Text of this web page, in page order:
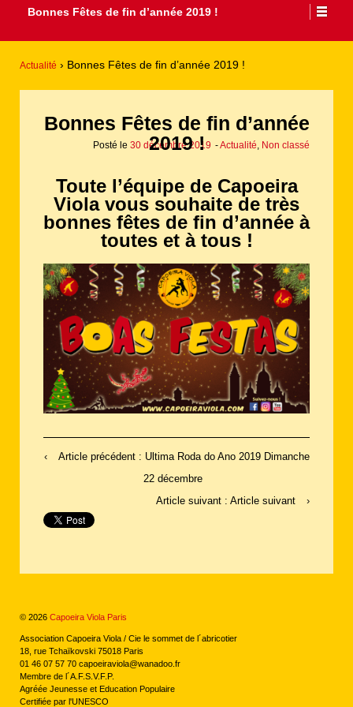
Bonnes Fêtes de fin d’année 2019 !
Actualité › Bonnes Fêtes de fin d’année 2019 !
Bonnes Fêtes de fin d’année
2019 !
Posté le 30 décembre 2019 -Actualité, Non classé
Toute l’équipe de Capoeira
Viola vous souhaite de très
bonnes fêtes de fin d’année à
toutes et à tous !
‹
Article précédent : Ultima Roda do Ano 2019 Dimanche
22 décembre
Article suivant : Article suivant
›
© 2026 Capoeira Viola Paris
Association Capoeira Viola / Cie le sommet de l´abricotier
18, rue Tchaïkovski 75018 Paris
01 46 07 57 70 capoeiraviola@wanadoo.fr
Membre de l´A.F.S.V.F.P.
Agréée Jeunesse et Education Populaire
Certifiée par l'UNESCO